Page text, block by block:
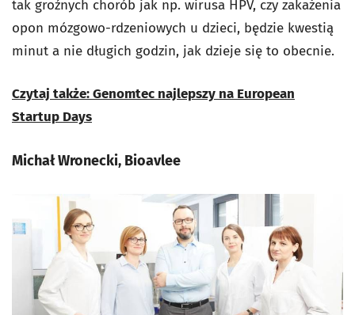
tak groźnych chorób jak np. wirusa HPV, czy zakażenia
opon mózgowo-rdzeniowych u dzieci, będzie kwestią
minut a nie długich godzin, jak dzieje się to obecnie.
Czytaj także: Genomtec najlepszy na European
Startup Days
Michał Wronecki, Bioavlee